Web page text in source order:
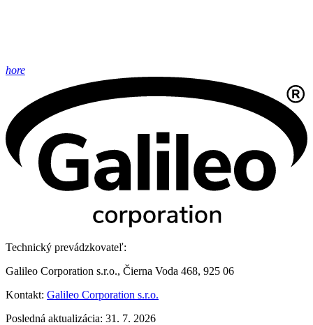
hore
Technický prevádzkovateľ:
Galileo Corporation s.r.o., Čierna Voda 468, 925 06
Kontakt: Galileo Corporation s.r.o.
Posledná aktualizácia: 31. 7. 2026